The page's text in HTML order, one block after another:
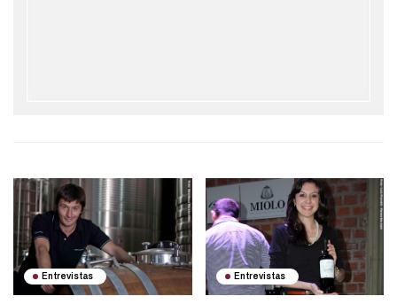
Entrevistas Entrevistas